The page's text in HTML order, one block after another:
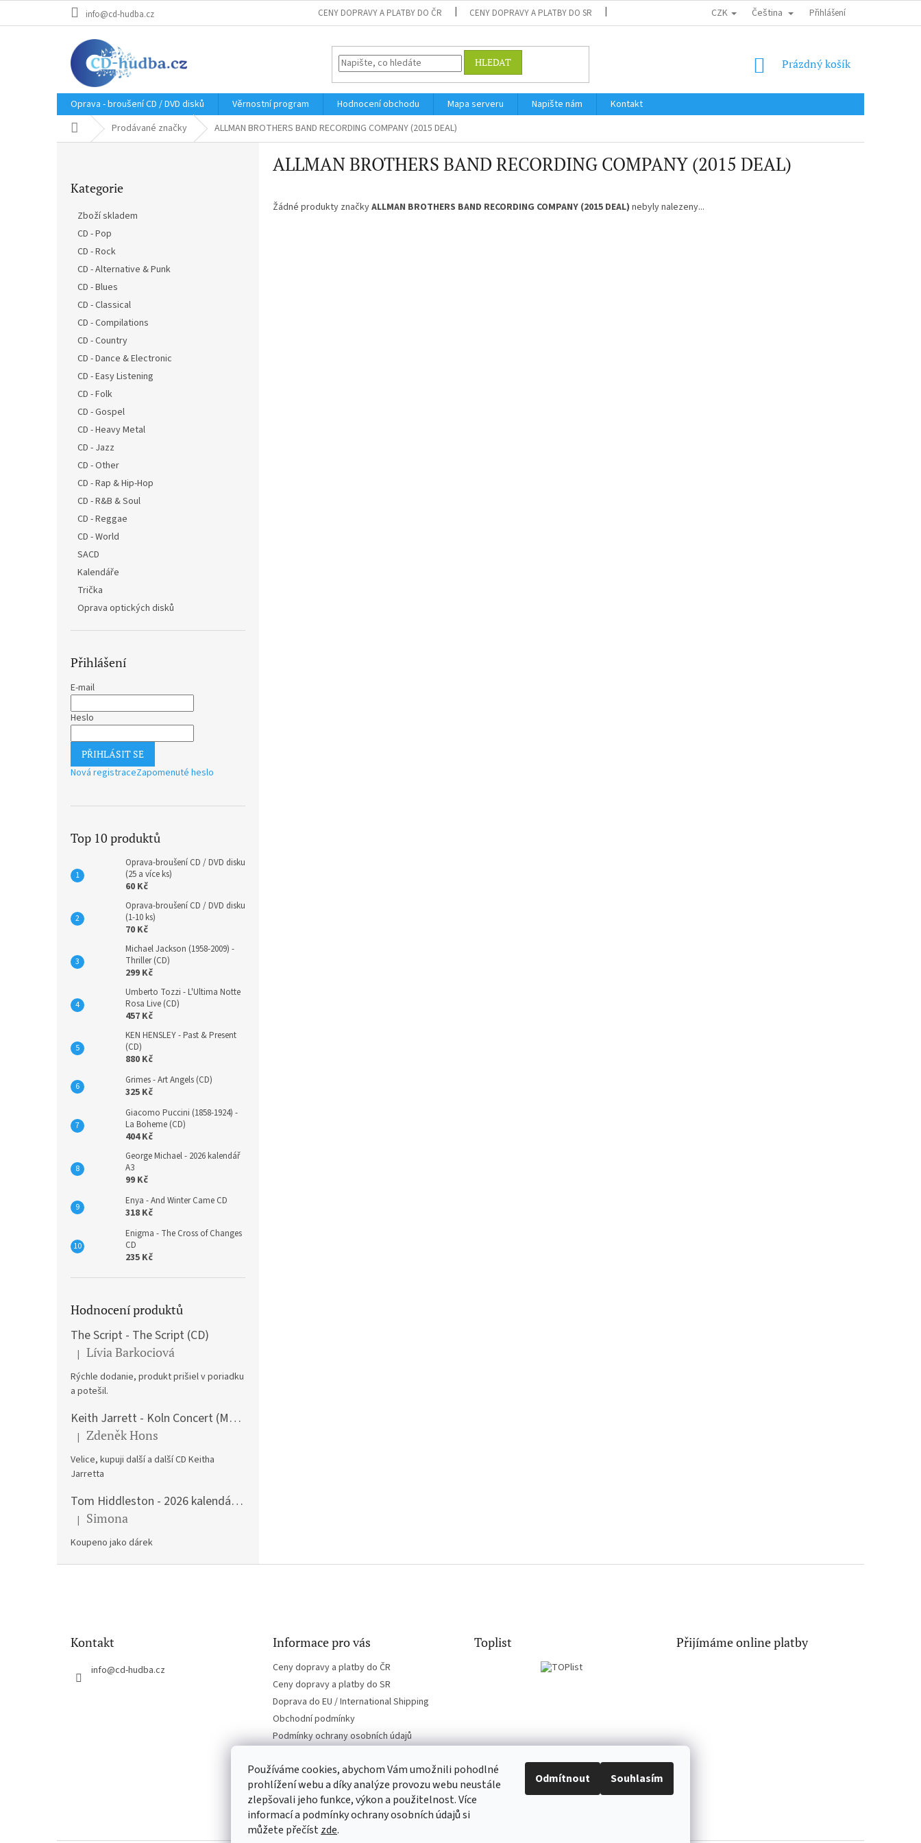
Používáme cookies, abychom Vám umožnili pohodlné
prohlížení webu a díky analýze provozu webu neustále
zlepšovali jeho funkce, výkon a použitelnost. Více
informací a podmínky ochrany osobních údajů si
můžete přečístzde.
Odmítnout Souhlasím
info@cd-hudba.cz CENY DOPRAVY A PLATBY DO ČR CENY DOPRAVY A PLATBY DO SR DOPRAVA DO EU / INTERNATIONAL SHIPPING OBCHODNÍ PODMÍNKY
CZK Čeština Přihlášení
HLEDAT
NÁKUPNÍ
Prázdný košík
Oprava - broušení CD / DVD disků Věrnostní program Hodnocení obchodu Mapa serveru Napište nám
Kontakt
Domů Prodávané značky ALLMAN BROTHERS BAND RECORDING COMPANY (2015 DEAL)
kategorie
Kategorie
Zboží skladem
CD - Pop
CD - Rock
CD - Alternative & Punk
CD - Blues
CD - Classical
CD - Compilations
CD - Country
CD - Dance & Electronic
CD - Easy Listening
CD - Folk
CD - Gospel
CD - Heavy Metal
CD - Jazz
CD - Other
CD - Rap & Hip-Hop
CD - R&B & Soul
CD - Reggae
CD - World
SACD
Kalendáře
Trička
Oprava optických disků
Přihlášení
E-mail
Heslo
PŘIHLÁSIT SE
Nová registraceZapomenuté heslo
Top 10 produktů
Oprava-broušení CD / DVD disku
(25 a více ks)
60 Kč
Oprava-broušení CD / DVD disku
(1-10 ks)
70 Kč
Michael Jackson (1958-2009) -
Thriller (CD)
299 Kč
Umberto Tozzi - L'Ultima Notte
Rosa Live (CD)
457 Kč
KEN HENSLEY - Past & Present
(CD)
880 Kč
Grimes - Art Angels (CD)
325 Kč
Giacomo Puccini (1858-1924) -
La Boheme (CD)
404 Kč
George Michael - 2026 kalendář
A3
99 Kč
Enya - And Winter Came CD
318 Kč
Enigma - The Cross of Changes
CD
235 Kč
Hodnocení produktů
The Script - The Script (CD)
Hodnocení produktu je 5 z 5 hvězdiček.
| Lívia Barkociová
Rýchle dodanie, produkt prišiel v poriadku
a potešil.
Keith Jarrett - Koln Concert (Music CD)
Hodnocení produktu je 5 z 5 hvězdiček.
| Zdeněk Hons
Velice, kupuji další a další CD Keitha
Jarretta
Tom Hiddleston - 2026 kalendář A3
Hodnocení produktu je 5 z 5 hvězdiček.
| Simona
Koupeno jako dárek
ALLMAN BROTHERS BAND RECORDING COMPANY (2015 DEAL)
Žádné produkty značkyALLMAN BROTHERS BAND RECORDING COMPANY (2015 DEAL) nebyly nalezeny...
Kontakt
info@cd-hudba.cz
Informace pro vás
Ceny dopravy a platby do ČR
Ceny dopravy a platby do SR
Doprava do EU / International Shipping
Obchodní podmínky
Podmínky ochrany osobních údajů
Toplist Přijímáme online platby
EN-filmy.cz CD-Soundtrack.cz